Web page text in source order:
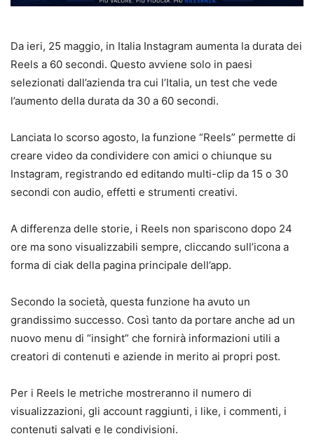
Da ieri, 25 maggio, in Italia Instagram aumenta la durata dei
Reels a 60 secondi. Questo avviene solo in paesi
selezionati dall’azienda tra cui l’Italia, un test che vede
l’aumento della durata da 30 a 60 secondi.
Lanciata lo scorso agosto, la funzione “Reels” permette di
creare video da condividere con amici o chiunque su
Instagram, registrando ed editando multi-clip da 15 o 30
secondi con audio, effetti e strumenti creativi.
A differenza delle storie, i Reels non spariscono dopo 24
ore ma sono visualizzabili sempre, cliccando sull’icona a
forma di ciak della pagina principale dell’app.
Secondo la società, questa funzione ha avuto un
grandissimo successo. Così tanto da portare anche ad un
nuovo menu di “insight” che fornirà informazioni utili a
creatori di contenuti e aziende in merito ai propri post.
Per i Reels le metriche mostreranno il numero di
visualizzazioni, gli account raggiunti, i like, i commenti, i
contenuti salvati e le condivisioni.